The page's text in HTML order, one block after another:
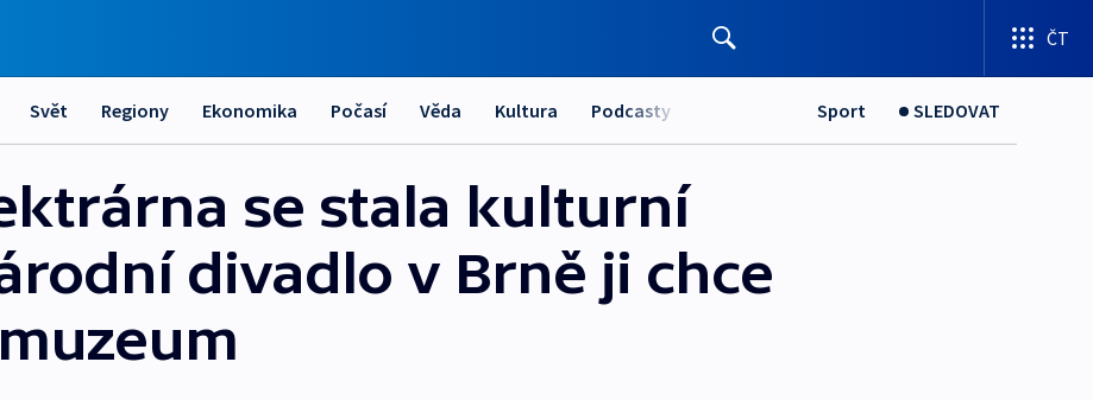
ČT
Svět Regiony Ekonomika Počasí Věda Kultura Podcasty Sport SLEDOVAT
se stala kulturní
divadlo v Brně ji chce